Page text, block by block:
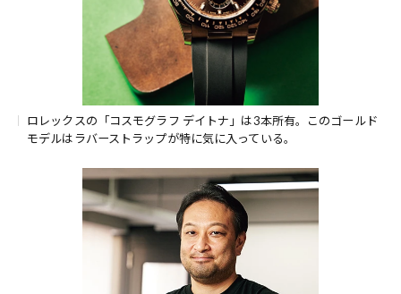
ロレックスの「コスモグラフ デイトナ」は3本所有。このゴールド
モデルはラバーストラップが特に気に入っている。